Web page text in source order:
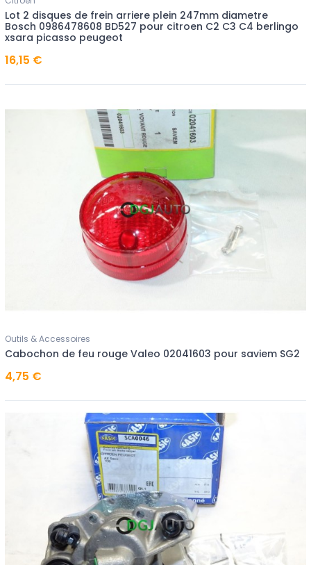
Lot 2 disques de frein arriere plein 247mm diametre
Bosch 0986478608 BD527 pour citroen C2 C3 C4 berlingo
xsara picasso peugeot
16,15 €
Outils & Accessoires
Cabochon de feu rouge Valeo 02041603 pour saviem SG2
4,75 €